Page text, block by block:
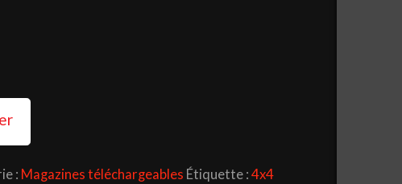
: Magazines téléchargeables Étiquette :4x4